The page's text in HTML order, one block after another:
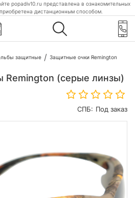
popadiv10.ru представлена в ознакомительных
дистанционным способом.
защитные Защитные очки Remington
Remington (серые линзы)
СПБ: Под заказ